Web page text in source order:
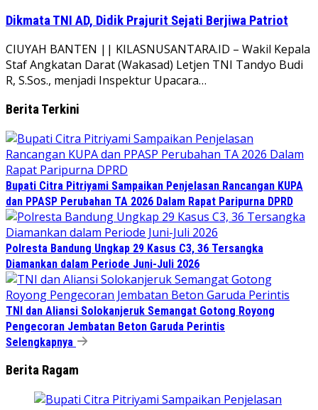
Dikmata TNI AD, Didik Prajurit Sejati Berjiwa Patriot
CIUYAH BANTEN || KILASNUSANTARA.ID – Wakil Kepala
Staf Angkatan Darat (Wakasad) Letjen TNI Tandyo Budi
R, S.Sos., menjadi Inspektur Upacara…
Berita Terkini
Bupati Citra Pitriyami Sampaikan Penjelasan Rancangan KUPA
dan PPASP Perubahan TA 2026 Dalam Rapat Paripurna DPRD
Polresta Bandung Ungkap 29 Kasus C3, 36 Tersangka
Diamankan dalam Periode Juni-Juli 2026
TNI dan Aliansi Solokanjeruk Semangat Gotong Royong
Pengecoran Jembatan Beton Garuda Perintis
Selengkapnya
Berita Ragam